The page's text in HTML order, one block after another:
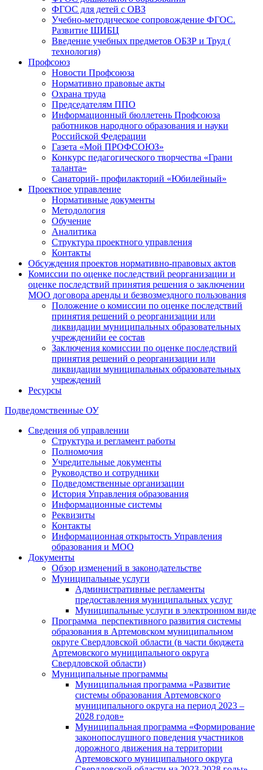
ФГОС для детей с ОВЗ
Учебно-методическое сопровождение ФГОС.
Развитие ШИБЦ
Введение учебных предметов ОБЗР и Труд (
технология)
Профсоюз
Новости Профсоюза
Нормативно правовые акты
Охрана труда
Председателям ППО
Информационный бюллетень Профсоюза
работников народного образования и науки
Российской Федерации
Газета «Мой ПРОФСОЮЗ»
Конкурс педагогического творчества «Грани
таланта»
Санаторий- профилакторий «Юбилейный»
Проектное управление
Нормативные документы
Методология
Обучение
Аналитика
Структура проектного управления
Контакты
Обсуждения проектов нормативно-правовых актов
Комиссии по оценке последствий реорганизации и
оценке последствий принятия решения о заключении
МОО договора аренды и безвозмездного пользования
Положение о комиссии по оценке последствий
принятия решений о реорганизации или
ликвидации муниципальных образовательных
учрежденийи ее состав
Заключения комиссии по оценке последствий
принятия решений о реорганизации или
ликвидации муниципальных образовательных
учреждений
Ресурсы
Подведомственные ОУ
Сведения об управлении
Структура и регламент работы
Полномочия
Учредительные документы
Руководство и сотрудники
Подведомственные организации
История Управления образования
Информационные системы
Реквизиты
Контакты
Информационная открытость Управления
образования и МОО
Документы
Обзор изменений в законодательстве
Муниципальные услуги
Административные регламенты
предоставления муниципальных услуг
Муниципальные услуги в электронном виде
Программа перспективного развития системы
образования в Артемовском муниципальном
округе Свердловской области (в части бюджета
Артемовского муниципального округа
Свердловской области)
Муниципальные программы
Муниципальная программа «Развитие
системы образования Артемовского
муниципального округа на период 2023 –
2028 годов»
Муниципальная программа «Формирование
законопослушного поведения участников
дорожного движения на территории
Артемовского муниципального округа